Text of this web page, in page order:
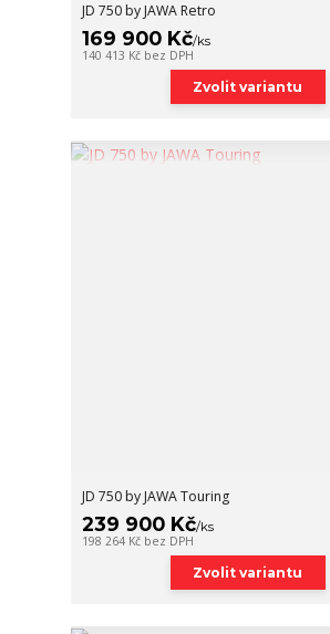
JD 750 by JAWA Retro
169 900 Kč/ks
140 413 Kč bez DPH
Zvolit variantu
JD 750 by JAWA Touring
239 900 Kč/ks
198 264 Kč bez DPH
Zvolit variantu